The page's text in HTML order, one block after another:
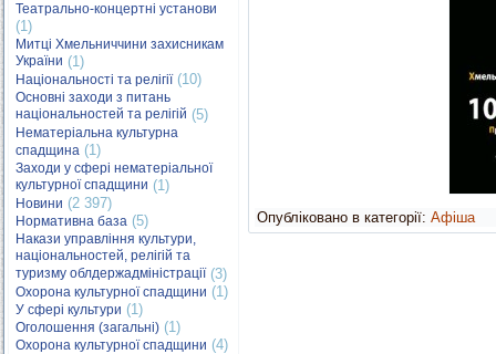
Театрально-концертні установи
(1)
Митці Хмельниччини захисникам
України (1)
Національності та релігії(10)
Основні заходи з питань
національностей та релігій (5)
Нематеріальна культурна
спадщина (1)
Заходи у сфері нематеріальної
культурної спадщини (1)
Новини (2 397)
Нормативна база (5)
Накази управління культури,
національностей, релігій та
туризму облдержадміністрації(3)
Охорона культурної спадщини (1)
У сфері культури (1)
Оголошення (загальні) (1)
Охорона культурної спадщини (4)
Опубліковано в категорії: Афіша